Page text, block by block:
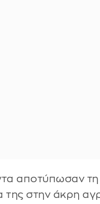
αποτύπωσαν τη
της στην άκρη